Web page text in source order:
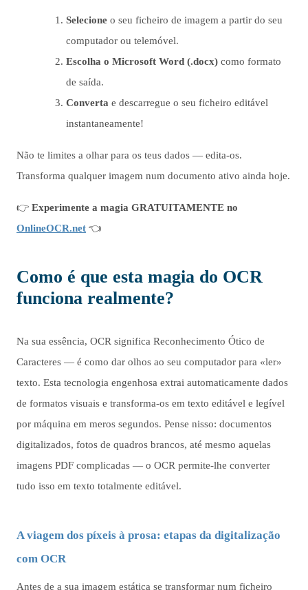
Selecione o seu ficheiro de imagem a partir do seu
computador ou telemóvel.
Escolha o Microsoft Word (.docx) como formato
de saída.
Converta e descarregue o seu ficheiro editável
instantaneamente!
Não te limites a olhar para os teus dados — edita-os.
Transforma qualquer imagem num documento ativo ainda hoje.
👉 Experimente a magia GRATUITAMENTE no
OnlineOCR.net 👈
Como é que esta magia do OCR
funciona realmente?
Na sua essência, OCR significa Reconhecimento Ótico de
Caracteres — é como dar olhos ao seu computador para «ler»
texto. Esta tecnologia engenhosa extrai automaticamente dados
de formatos visuais e transforma-os em texto editável e legível
por máquina em meros segundos. Pense nisso: documentos
digitalizados, fotos de quadros brancos, até mesmo aquelas
imagens PDF complicadas — o OCR permite-lhe converter
tudo isso em texto totalmente editável.
A viagem dos píxeis à prosa: etapas da digitalização
com OCR
Antes de a sua imagem estática se transformar num ficheiro